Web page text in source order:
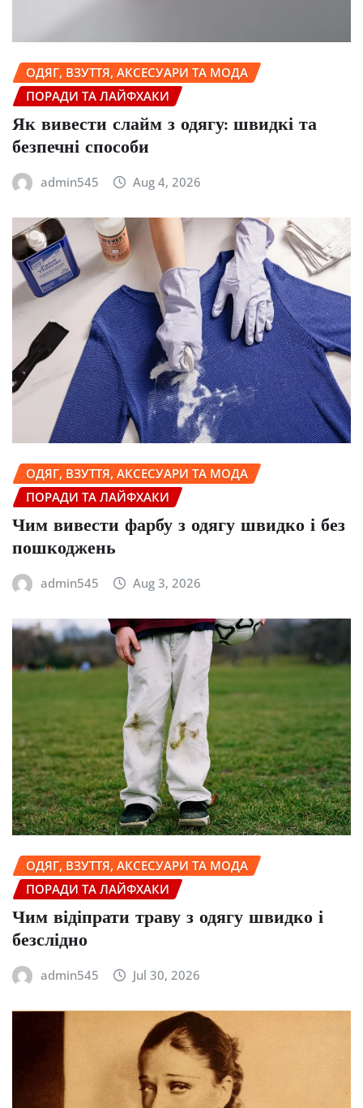
ОДЯГ, ВЗУТТЯ, АКСЕСУАРИ ТА МОДА
ПОРАДИ ТА ЛАЙФХАКИ
Як вивести слайм з одягу: швидкі та
безпечні способи
admin545 Aug 4, 2026
ОДЯГ, ВЗУТТЯ, АКСЕСУАРИ ТА МОДА
ПОРАДИ ТА ЛАЙФХАКИ
Чим вивести фарбу з одягу швидко і без
пошкоджень
admin545 Aug 3, 2026
ОДЯГ, ВЗУТТЯ, АКСЕСУАРИ ТА МОДА
ПОРАДИ ТА ЛАЙФХАКИ
Чим відіпрати траву з одягу швидко і
безслідно
admin545 Jul 30, 2026